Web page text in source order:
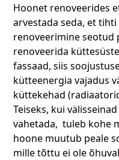
Hoonet renoveerides
arvestada seda, et
renoveerimine seotud
renoveerida
fassaad, siis
kütteenergia vajadus
küttekehad
Teiseks, kui
vahetada, tuleb kohe
hoone muutub peale
mille tõttu ei ole